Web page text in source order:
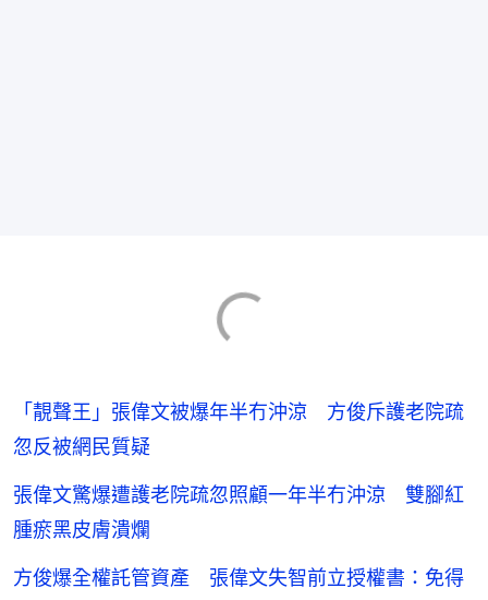
「靚聲王」張偉文被爆年半冇沖涼 方俊斥護老院疏
忽反被網民質疑
張偉文驚爆遭護老院疏忽照顧一年半冇沖涼 雙腳紅
腫瘀黑皮膚潰爛
方俊爆全權託管資產 張偉文失智前立授權書：免得